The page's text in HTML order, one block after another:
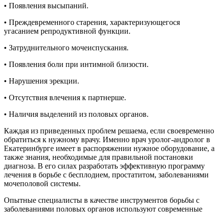
• Появления высыпаний.
• Преждевременного старения, характеризующегося
угасанием репродуктивной функции.
• Затруднительного мочеиспускания.
• Появления боли при интимной близости.
• Нарушения эрекции.
• Отсутствия влечения к партнерше.
• Наличия выделений из половых органов.
Каждая из приведенных проблем решаема, если своевременно
обратиться к нужному врачу. Именно врач уролог-андролог в
Екатеринбурге имеет в распоряжении нужное оборудование, а
также знания, необходимые для правильной постановки
диагноза. В его силах разработать эффективную программу
лечения в борьбе с бесплодием, простатитом, заболеваниями
мочеполовой системы.
Опытные специалисты в качестве инструментов борьбы с
заболеваниями половых органов используют современные